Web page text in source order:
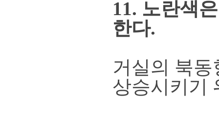
11. 노란색
한다.
거실의 북
상승시키기